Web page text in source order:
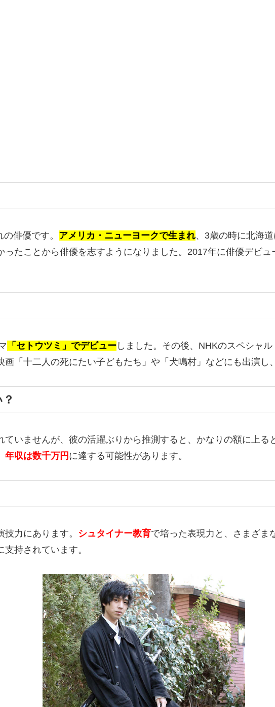
俳優です。 アメリカ・ニューヨークで生まれ、3歳の時に北海
たことから俳優を志すようになりました。2017年に俳優デビ
「セトウツミ」でデビュー しました。その後、NHKのスペシャ
「十二人の死にたい子どもたち」や「犬鳴村」などにも出演し
いませんが、彼の活躍ぶりから推測すると、かなりの額に上る
年収は数千万円 に達する可能性があります。
力にあります。 シュタイナー教育で培った表現力と、さまざま
持されています。